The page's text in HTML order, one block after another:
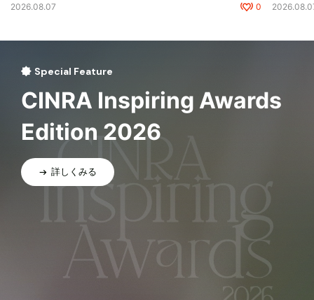
2026.08.07 0
Special Feature
CINRA Inspiring Awards
Edition 2026
詳しくみる